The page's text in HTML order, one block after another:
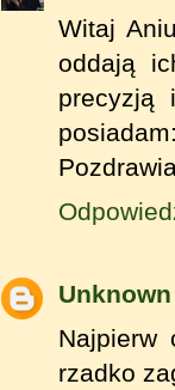
Witaj
oddają
precyzją
Unknown
Najpierw
rzadko